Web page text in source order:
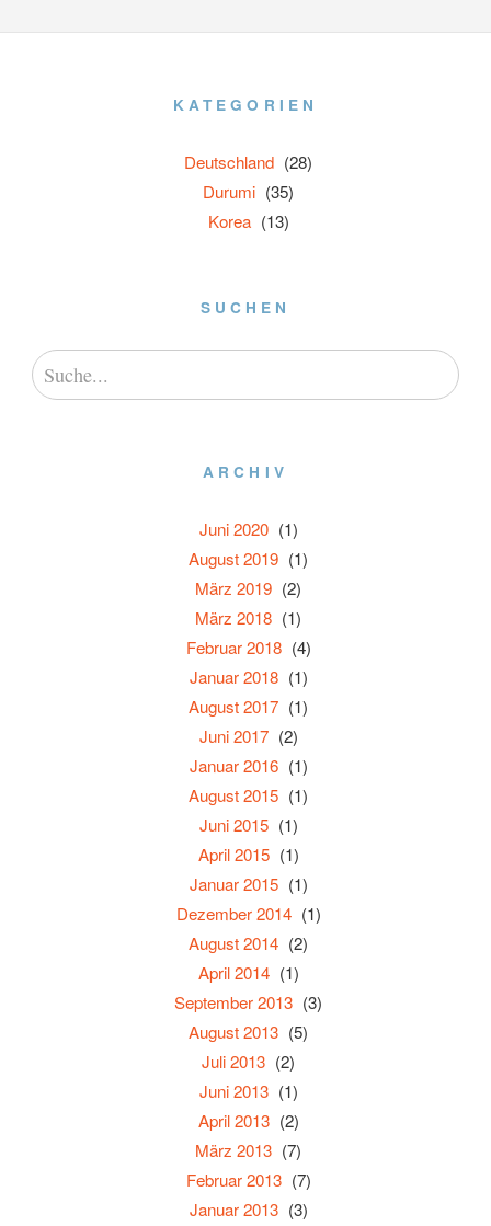
KATEGORIEN
Deutschland (28)
Durumi (35)
Korea (13)
SUCHEN
ARCHIV
Juni 2020 (1)
August 2019 (1)
März 2019 (2)
März 2018 (1)
Februar 2018 (4)
Januar 2018 (1)
August 2017 (1)
Juni 2017 (2)
Januar 2016 (1)
August 2015 (1)
Juni 2015 (1)
April 2015 (1)
Januar 2015 (1)
Dezember 2014 (1)
August 2014 (2)
April 2014 (1)
September 2013 (3)
August 2013 (5)
Juli 2013 (2)
Juni 2013 (1)
April 2013 (2)
März 2013 (7)
Februar 2013 (7)
Januar 2013 (3)